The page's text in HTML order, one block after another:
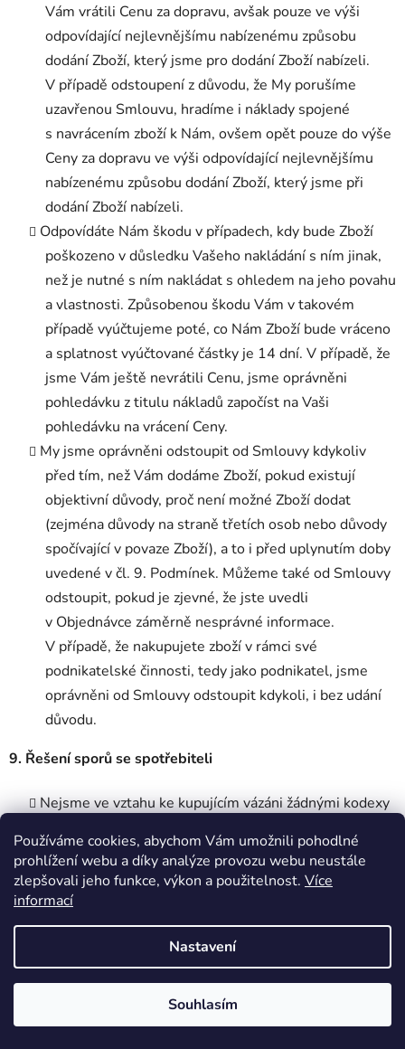
Používáme cookies, abychom Vám umožnili pohodlné
prohlížení webu a díky analýze provozu webu neustále
zlepšovali jeho funkce, výkon a použitelnost. Více
informací
Nastavení
Souhlasím
Vám vrátili Cenu za dopravu, avšak pouze ve výši
odpovídající nejlevnějšímu nabízenému způsobu
dodání Zboží, který jsme pro dodání Zboží nabízeli.
V případě odstoupení z důvodu, že My porušíme
uzavřenou Smlouvu, hradíme i náklady spojené
s navrácením zboží k Nám, ovšem opět pouze do výše
Ceny za dopravu ve výši odpovídající nejlevnějšímu
nabízenému způsobu dodání Zboží, který jsme při
dodání Zboží nabízeli.
Odpovídáte Nám škodu v případech, kdy bude Zboží
poškozeno v důsledku Vašeho nakládání s ním jinak,
než je nutné s ním nakládat s ohledem na jeho povahu
a vlastnosti. Způsobenou škodu Vám v takovém
případě vyúčtujeme poté, co Nám Zboží bude vráceno
a splatnost vyúčtované částky je 14 dní. V případě, že
jsme Vám ještě nevrátili Cenu, jsme oprávněni
pohledávku z titulu nákladů započíst na Vaši
pohledávku na vrácení Ceny.
My jsme oprávněni odstoupit od Smlouvy kdykoliv
před tím, než Vám dodáme Zboží, pokud existují
objektivní důvody, proč není možné Zboží dodat
(zejména důvody na straně třetích osob nebo důvody
spočívající v povaze Zboží), a to i před uplynutím doby
uvedené v čl. 9. Podmínek. Můžeme také od Smlouvy
odstoupit, pokud je zjevné, že jste uvedli
v Objednávce záměrně nesprávné informace.
V případě, že nakupujete zboží v rámci své
podnikatelské činnosti, tedy jako podnikatel, jsme
oprávněni od Smlouvy odstoupit kdykoli, i bez udání
důvodu.
9. Řešení sporů se spotřebiteli
Nejsme ve vztahu ke kupujícím vázáni žádnými kodexy
Občanského zákoníku.
Vyřizování stížností spotřebitelů zajišťujeme
prostřednictvím elektronické adresy shop@pro-
detail.eu. Informaci o vyřízení stížnosti zašleme na
elektronickou adresu kupujícího.
K mimosoudnímu řešení spotřebitelských sporů ze
Smlouvy je příslušná Česká obchodní inspekce, se
sídlem Štěpánská 567/15, 120 00 Praha 2, IČ: 000
🎁 DÁREK: 100 KČ NA PRVNÍ NÁKUP